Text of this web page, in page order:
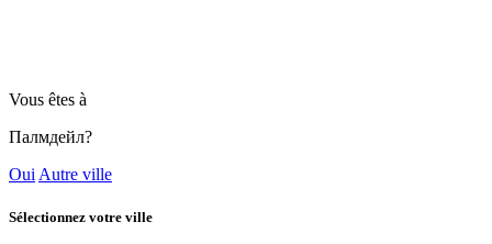
Vous êtes à
Палмдейл?
Oui Autre ville
Sélectionnez votre ville